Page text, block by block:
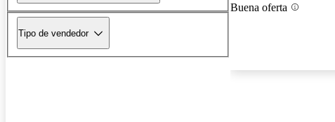
Tipo de vendedor
Buena oferta